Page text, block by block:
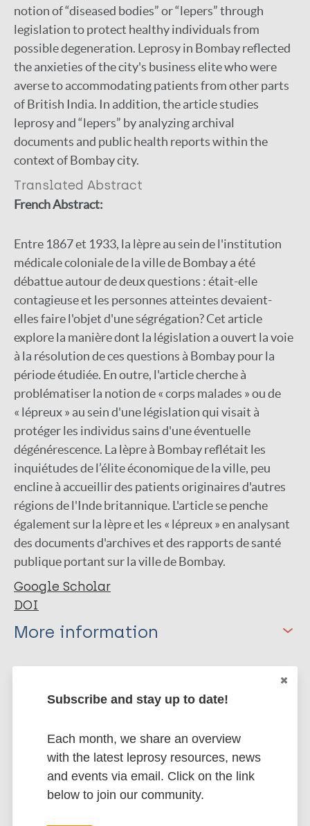
notion of “diseased bodies” or “lepers” through
legislation to protect healthy individuals from
possible degeneration. Leprosy in Bombay reflected
the anxieties of the city's business elite who were
averse to accommodating patients from other parts
of British India. In addition, the article studies
leprosy and “lepers” by analyzing archival
documents and public health reports within the
context of Bombay city.
Translated Abstract
French Abstract:
Entre 1867 et 1933, la lèpre au sein de l'institution
médicale coloniale de la ville de Bombay a été
débattue autour de deux questions : était-elle
contagieuse et les personnes atteintes devaient-
elles faire l'objet d'une ségrégation? Cet article
explore la manière dont la législation a ouvert la voie
à la résolution de ces questions à Bombay pour la
période étudiée. En outre, l'article cherche à
problématiser la notion de « corps malades » ou de
« lépreux » au sein d'une législation qui visait à
protéger les individus sains d'une éventuelle
dégénérescence. La lèpre à Bombay reflétait les
inquiétudes de l’élite économique de la ville, peu
encline à accueillir des patients originaires d'autres
régions de l'Inde britannique. L'article se penche
également sur la lèpre et les « lépreux » en analysant
des documents d'archives et des rapports de santé
publique portant sur la ville de Bombay.
Google Scholar
DOI
More information
Type
Journal Article
Author
Neelakantan V
Export citations:
BibTeX
EndNote X3 XML
Marc
PubMedId RIS Rtf
More publications on:
Subscribe and stay up to date!
Each month, we share an overview
with the latest leprosy resources, news
and events via email. Click on the link
below to join our community.